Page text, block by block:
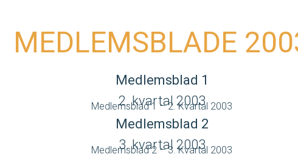
MEDLEMSBLADE
Medlemsblad 1
2. kvartal 2003
Medlemsblad 1 – 2. Kvartal 2003
Medlemsblad 2
3. kvartal 2003
Medlemsblad 2 – 3. Kvartal 2003